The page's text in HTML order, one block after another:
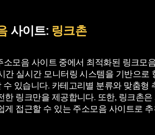
사이트: 링크촌
모음 사이트 중에서 최적화된 링크모
간 실시간 모니터링 시스템을 기반으
있습니다. 카테고리별 분류와 맞춤
한 링크만을 제공합니다. 또한, 링크촌
게 접근할 수 있는 주소모음 사이트로